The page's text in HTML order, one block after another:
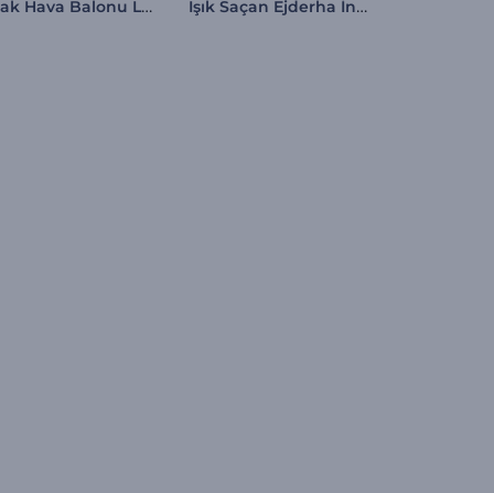
Sıcak Hava Balonu Logo Işık Saçan Ejderha İntro